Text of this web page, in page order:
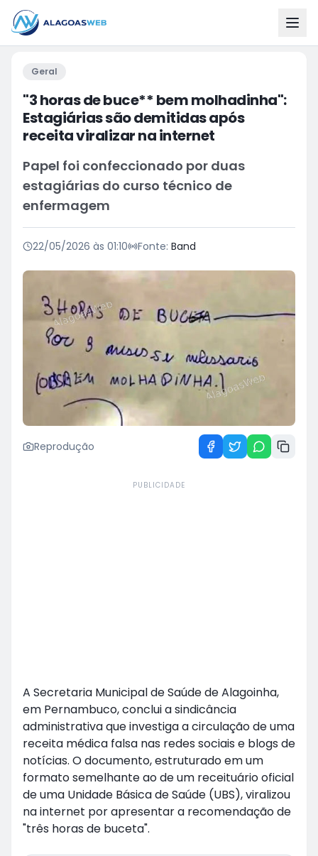
Geral
"3 horas de buce** bem molhadinha":
Estagiárias são demitidas após
receita viralizar na internet
Papel foi confeccionado por duas
estagiárias do curso técnico de
enfermagem
22/05/2026 às 01:10 Fonte: Band
Reprodução
PUBLICIDADE
A Secretaria Municipal de Saúde de Alagoinha,
em Pernambuco, conclui a sindicância
administrativa que investiga a circulação de uma
receita médica falsa nas redes sociais e blogs de
notícias. O documento, estruturado em um
formato semelhante ao de um receituário oficial
de uma Unidade Básica de Saúde (UBS), viralizou
na internet por apresentar a recomendação de
"três horas de buceta".